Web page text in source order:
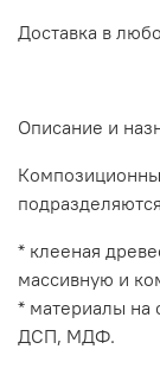
Доставка в
Описание и
* клееная
массивную и
* материалы на
ДСП, МДФ.